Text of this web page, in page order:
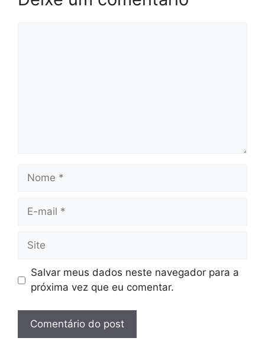
Nome
Site
Salvar meus dados neste navegador para a
próxima vez que eu comentar.